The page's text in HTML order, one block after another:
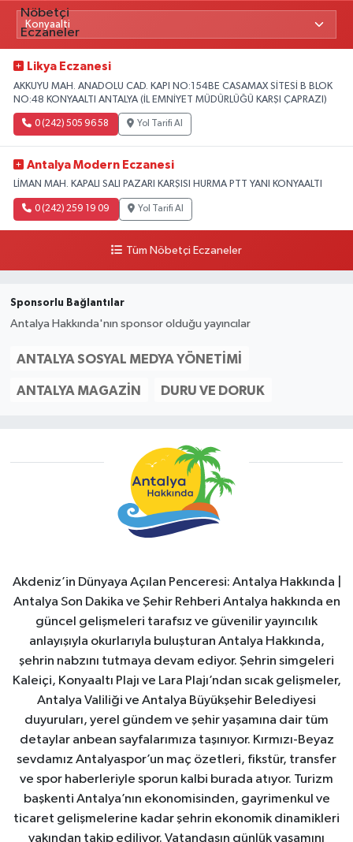
Likya Eczanesi
AKKUYU MAH. ANADOLU CAD. KAPI NO:154BE CASAMAX SİTESİ B BLOK
NO:48 KONYAALTI ANTALYA (İL EMNİYET MÜDÜRLÜĞÜ KARŞI ÇAPRAZI)
0 (242) 505 96 58 Yol Tarifi Al
Antalya Modern Eczanesi
LİMAN MAH. KAPALI SALI PAZARI KARŞISI HURMA PTT YANI KONYAALTI
0 (242) 259 19 09 Yol Tarifi Al
Tüm Nöbetçi Eczaneler
Sponsorlu Bağlantılar
Antalya Hakkında'nın sponsor olduğu yayıncılar
ANTALYA SOSYAL MEDYA YÖNETIMI
ANTALYA MAGAZIN DURU VE DORUK
Akdeniz’in Dünyaya Açılan Penceresi: Antalya Hakkında |
Antalya Son Dakika ve Şehir Rehberi Antalya hakkında en
güncel gelişmeleri tarafsız ve güvenilir yayıncılık
anlayışıyla okurlarıyla buluşturan Antalya Hakkında,
şehrin nabzını tutmaya devam ediyor. Şehrin simgeleri
Kaleiçi, Konyaaltı Plajı ve Lara Plajı’ndan sıcak gelişmeler,
Antalya Valiliği ve Antalya Büyükşehir Belediyesi
duyuruları, yerel gündem ve şehir yaşamına dair tüm
detaylar anbean sayfalarımıza taşınıyor. Kırmızı-Beyaz
sevdamız Antalyaspor’un maç özetleri, fikstür, transfer
ve spor haberleriyle sporun kalbi burada atıyor. Turizm
başkenti Antalya’nın ekonomisinden, gayrimenkul ve
ticaret gelişmelerine kadar şehrin ekonomik dinamikleri
yakından takip ediliyor. Vatandaşın günlük yaşamını